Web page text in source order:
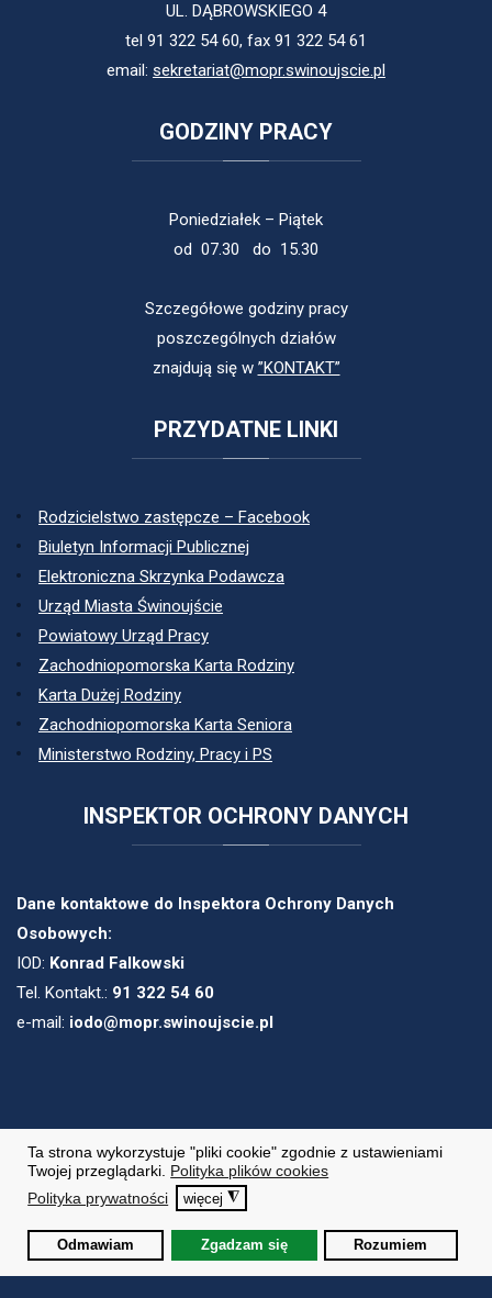
Ta strona wykorzystuje "pliki cookie" zgodnie z ustawieniami
Twojej przeglądarki. Polityka plików cookies
Polityka prywatności
więcej ◮
Odmawiam Zgadzam się Rozumiem
UL. DĄBROWSKIEGO 4
tel 91 322 54 60, fax 91 322 54 61
email: sekretariat@mopr.swinoujscie.pl
GODZINY PRACY
Poniedziałek – Piątek
od 07.30 do 15.30
Szczegółowe godziny pracy
poszczególnych działów
znajdują się w ”KONTAKT”
PRZYDATNE LINKI
Rodzicielstwo zastępcze – Facebook
Biuletyn Informacji Publicznej
Elektroniczna Skrzynka Podawcza
Urząd Miasta Świnoujście
Powiatowy Urząd Pracy
Zachodniopomorska Karta Rodziny
Karta Dużej Rodziny
Zachodniopomorska Karta Seniora
Ministerstwo Rodziny, Pracy i PS
INSPEKTOR OCHRONY DANYCH
Dane kontaktowe do Inspektora Ochrony Danych
Osobowych:
IOD: Konrad Falkowski
Tel. Kontakt.: 91 322 54 60
e-mail: iodo@mopr.swinoujscie.pl
Copyright © 2020. Wszelkie prawa zastrzeżone.
Projekt i realizacjaitee.pl